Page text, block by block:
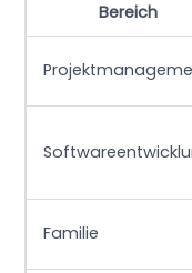
Bereich
Familie